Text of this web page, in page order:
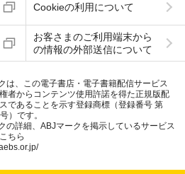
Cookieの利用について
お客さまのご利用端末から
の情報の外部送信について
は、この電子書店・電子書籍配信サービス
者からコンテンツ使用許諾を得た正規版配
であることを示す登録商標（登録番号 第
）です。
の詳細、ABJマークを掲示しているサービス
ちら